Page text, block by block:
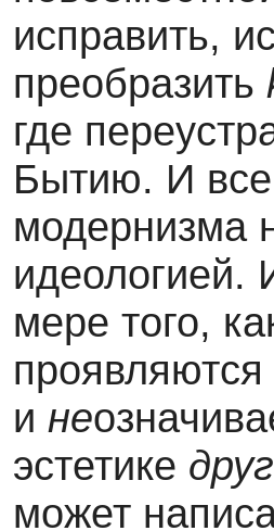
исправить,
преобразить
где
Бытию. И все
модернизма
идеологией.
мере того,
и не
эстетике
может